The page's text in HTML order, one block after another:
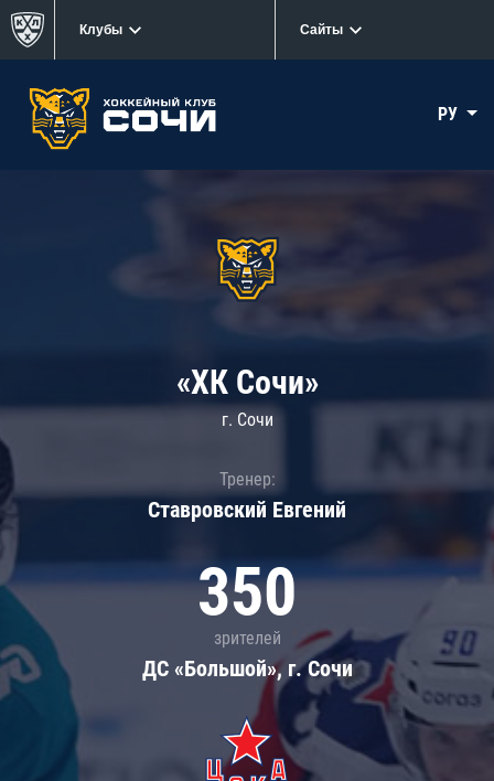
Клубы Сайты
РУ
«ХК Сочи»
г. Сочи
Тренер:
Ставровский Евгений
350
зрителей
ДС «Большой», г. Сочи